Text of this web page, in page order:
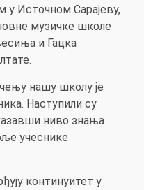
у Источном Сарајеву,
музичке школе
и Гацка
нашу школу је
Наступили су
ниво знања
учеснике
континуитет у